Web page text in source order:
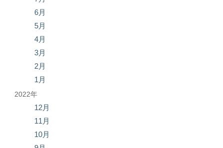
6月
5月
4月
3月
2月
1月
2022年
12月
11月
10月